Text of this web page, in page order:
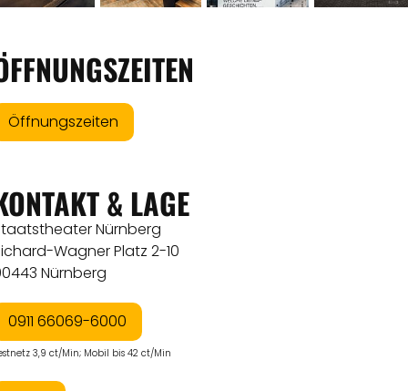
Öffnungszeiten
& LAGE
Nürnberg
Wagner Platz 2-10
Nürnberg
0911 66069-6000
3,9 ct/Min; Mobil bis 42 ct/Min